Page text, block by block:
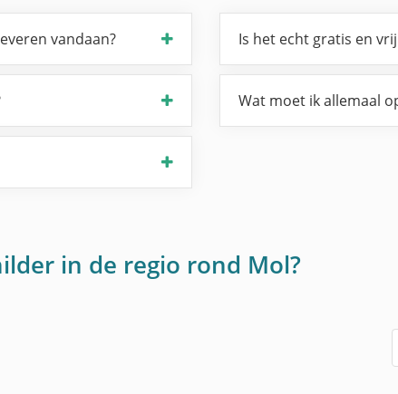
vandaan? Is het echt gratis en
Wat moet ik allemaal
in de regio rond Mol?